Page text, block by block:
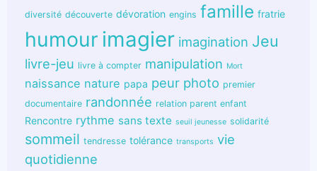
diversité découverte dévoration engins famille fratrie
humour imagier imagination Jeu
livre-jeu livre à compter manipulation Mort
naissance nature papa peur photo premier
documentaire randonnée relation parent enfant
Rencontre rythme sans texte seuil jeunesse solidarité
sommeil tendresse tolérance transports vie
quotidienne